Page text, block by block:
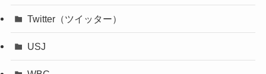
Twitter（ツイッター）
USJ